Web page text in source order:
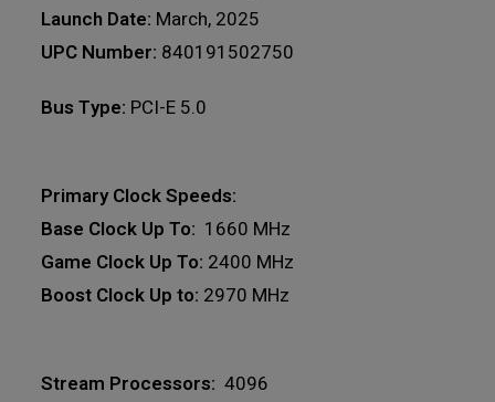
Launch Date: March, 2025
UPC Number: 840191502750
Bus Type: PCI-E 5.0
Primary Clock Speeds:
Base Clock Up To: 1660 MHz
Game Clock Up To: 2400 MHz
Boost Clock Up to: 2970 MHz
Stream Processors:4096